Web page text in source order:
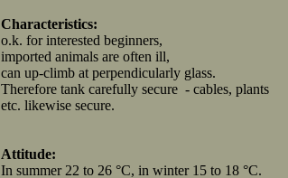
Characteristics:
o.k. for interested beginners,
imported animals are often ill,
can up-climb at perpendicularly glass.
Therefore tank carefully secure - cables, plants
etc. likewise secure.
Attitude:
In summer 22 to 26 °C, in winter 15 to 18 °C.